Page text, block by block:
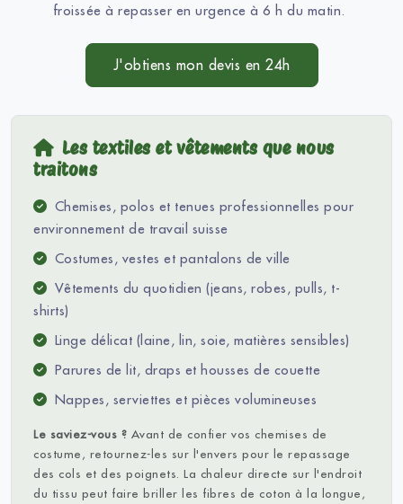
froissée à repasser en urgence à 6 h du matin.
J'obtiens mon devis en 24h
Les textiles et vêtements que nous
traitons
Chemises, polos et tenues professionnelles pour
environnement de travail suisse
Costumes, vestes et pantalons de ville
Vêtements du quotidien (jeans, robes, pulls, t-
shirts)
Linge délicat (laine, lin, soie, matières sensibles)
Parures de lit, draps et housses de couette
Nappes, serviettes et pièces volumineuses
Le saviez-vous ? Avant de confier vos chemises de
costume, retournez-les sur l'envers pour le repassage
des cols et des poignets. La chaleur directe sur l'endroit
du tissu peut faire briller les fibres de coton à la longue,